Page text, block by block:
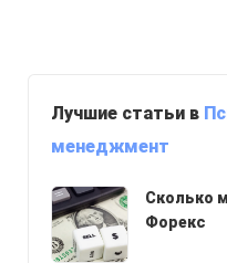
Лучшие статьи в
менеджмент
Сколько
Форекс